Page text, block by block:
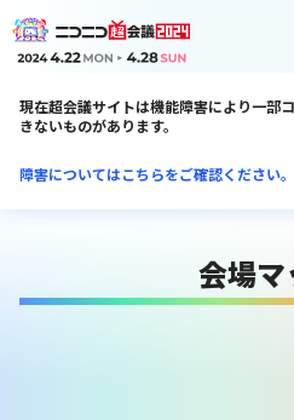
現在超会議サイトは機能障害により一部
きないものがあります。
障害についてはこちらをご確認ください。
会場マ